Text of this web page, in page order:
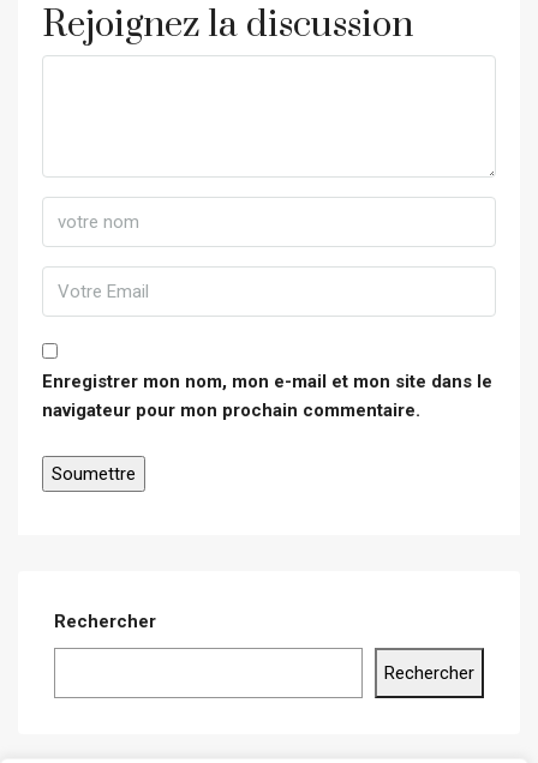
Rejoignez la discussion
Enregistrer mon nom, mon e-mail et mon site dans le
navigateur pour mon prochain commentaire.
Rechercher
Rechercher